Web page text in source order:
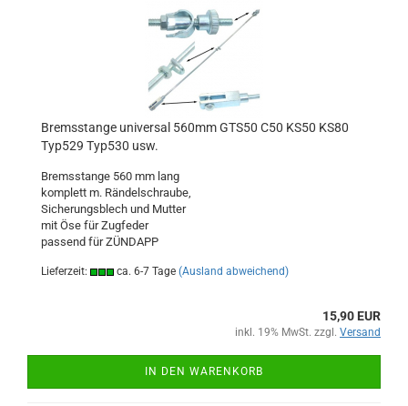
Bremsstange universal 560mm GTS50 C50 KS50 KS80
Typ529 Typ530 usw.
Bremsstange 560 mm lang
komplett m. Rändelschraube,
Sicherungsblech und Mutter
mit Öse für Zugfeder
passend für ZÜNDAPP
Lieferzeit: ca. 6-7 Tage (Ausland abweichend)
15,90 EUR
inkl. 19% MwSt. zzgl. Versand
IN DEN WARENKORB